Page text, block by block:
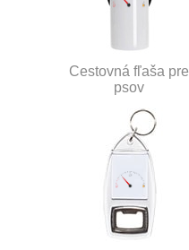
Cestovná fľaša pre
psov